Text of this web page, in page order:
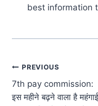
best information
Post
navigation
PREVIOUS
7th pay commission:
इस महीने बढ़ने वाला है महंगाई